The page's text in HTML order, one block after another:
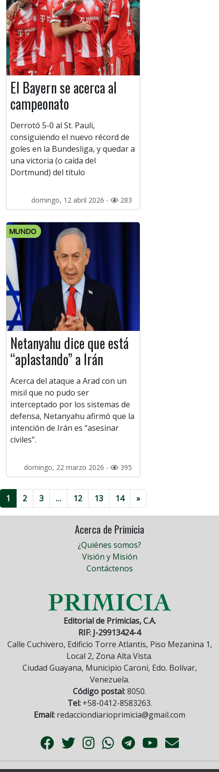
El Bayern se acerca al
campeonato
Derrotó 5-0 al St. Pauli,
consiguiendo el nuevo récord de
goles en la Bundesliga, y quedar a
una victoria (o caída del
Dortmund) del título
domingo, 12 abril 2026 - 283
MUNDO
Netanyahu dice que está
“aplastando” a Irán
Acerca del ataque a Arad con un
misil que no pudo ser
interceptado por los sistemas de
defensa, Netanyahu afirmó que la
intención de Irán es “asesinar
civiles”.
domingo, 22 marzo 2026 - 395
1 2 3 … 12 13 14 »
Acerca de Primicia
¿Quiénes somos?
Visión y Misión
Contáctenos
Editorial de Primicias, C.A.
RIF: J-29913424-4
Calle Cuchivero, Edificio Torre Atlantis, Piso Mezanina 1,
Local 2, Zona Alta Vista.
Ciudad Guayana, Municipio Caroní, Edo. Bolívar,
Venezuela.
Código postal:8050.
Tel:+58-0412-8583263.
Email: redacciondiarioprimicia@gmail.com